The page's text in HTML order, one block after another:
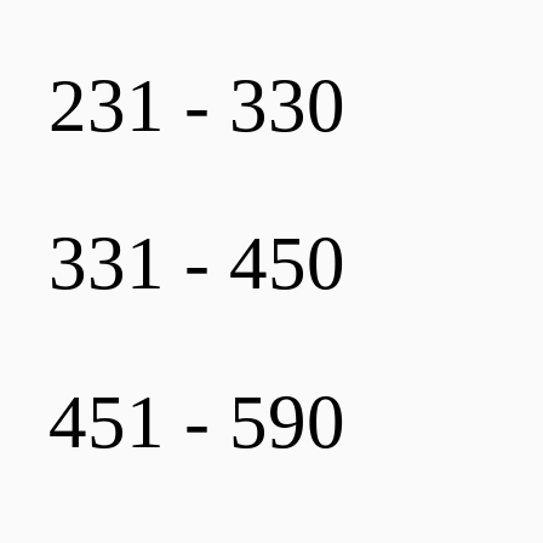
231 - 330
331 - 450
451 - 590